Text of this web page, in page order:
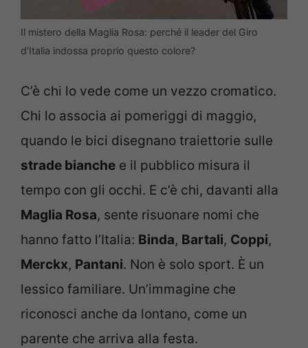
Il mistero della Maglia Rosa: perché il leader del Giro
d’Italia indossa proprio questo colore?
C’è chi lo vede come un vezzo cromatico.
Chi lo associa ai pomeriggi di maggio,
quando le bici disegnano traiettorie sulle
strade bianche e il pubblico misura il
tempo con gli occhi. E c’è chi, davanti alla
Maglia Rosa, sente risuonare nomi che
hanno fatto l’Italia: Binda, Bartali, Coppi,
Merckx, Pantani. Non è solo sport. È un
lessico familiare. Un’immagine che
riconosci anche da lontano, come un
parente che arriva alla festa.